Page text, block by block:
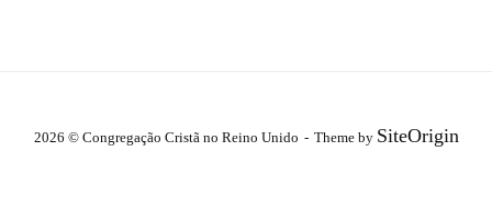
2026 © Congregação Cristã no Reino Unido Theme by SiteOrigin